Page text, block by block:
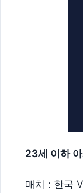
23세 이하
매치 : 한국